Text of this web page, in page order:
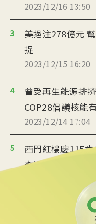
2023/12/16 13:50
3
美挹注278億元
捉
2023/12/15 16:20
4
曾受再生能源排
COP28倡議核能
2023/12/14 17:04
5
西門紅樓慶115
查追尋永續發展
加拿大開化石燃